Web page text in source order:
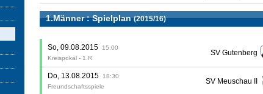
1.Männer :Spielplan (2015/16)
So, 09.08.2015
15:00
Kreispokal - 1.R
SV Gutenberg
Do, 13.08.2015
18:30
Freundschaftsspiele
SV Meuschau II